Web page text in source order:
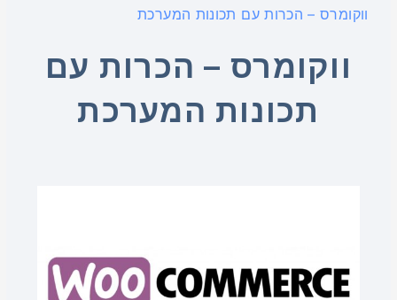
ווקומרס – הכרות עם תכונות המערכת
ווקומרס – הכרות עם
תכונות המערכת